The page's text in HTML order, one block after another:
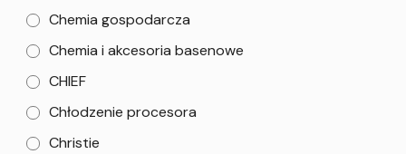
Chemia gospodarcza
Chemia i akcesoria basenowe
CHIEF
Chłodzenie procesora
Christie